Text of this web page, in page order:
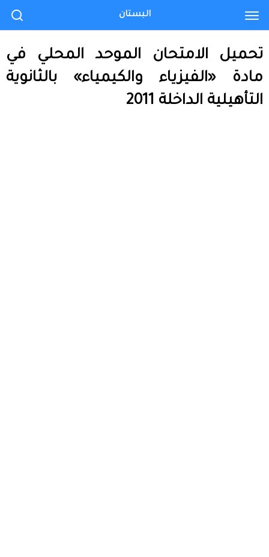
تحميل الامتحان الموحد المحلي في
مادة «الفيزياء والكيمياء» بالثانوية
التأهيلية الداخلة 2011
البستان